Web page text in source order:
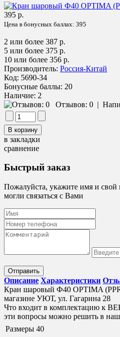
395 р.
Цена в бонусных баллах: 395
2 или более 387 р.
5 или более 375 р.
10 или более 356 р.
Производитель: Россия-Китай
Код: 5690-34
Бонусные баллы: 20
Наличие: 2
Отзывов: 0 |
в закладки
сравнение
Быстрый заказ
Пожалуйста, укажите имя и
могли связаться с Вами
Отправить
Описание Характеристики
Кран шаровый Ф40 OPTIMA
магазине УЮТ, ул. Гагарина 28
Что входит в комплектацию к
эти вопросы можно решить в
Размеры 40